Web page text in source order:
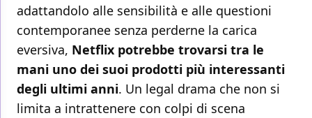
adattandolo alle sensibilità e alle questioni
contemporanee senza perderne la carica
eversiva, Netflix potrebbe trovarsi tra le
mani uno dei suoi prodotti più interessanti
degli ultimi anni. Un legal drama che non si
limita a intrattenere con colpi di scena